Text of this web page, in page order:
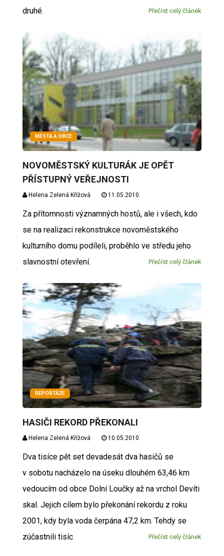
druhé.
Přečíst celý článek
MĚSTA A OBCE
NOVOMĚSTSKÝ KULTURÁK JE OPĚT
PŘÍSTUPNÝ VEŘEJNOSTI
Helena Zelená Křížová 11.05.2010
Za přítomnosti významných hostů, ale i všech, kdo
se na realizaci rekonstrukce novoměstského
kulturního domu podíleli, proběhlo ve středu jeho
slavnostní otevření.
Přečíst celý článek
REPORTÁŽE
HASIČI REKORD PŘEKONALI
Helena Zelená Křížová 10.05.2010
Dva tisíce pět set devadesát dva hasičů se
v sobotu nacházelo na úseku dlouhém 63,46 km
vedoucím od obce Dolní Loučky až na vrchol Devíti
skal. Jejich cílem bylo překonání rekordu z roku
2001, kdy byla voda čerpána 47,2 km. Tehdy se
zúčastnili tisíc
Přečíst celý článek